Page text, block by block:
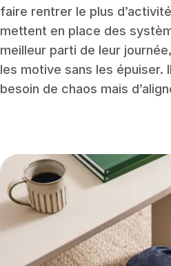
faire rentrer le plus
mettent en place des
meilleur parti de leur
les motive sans les épuiser.
besoin de chaos mais